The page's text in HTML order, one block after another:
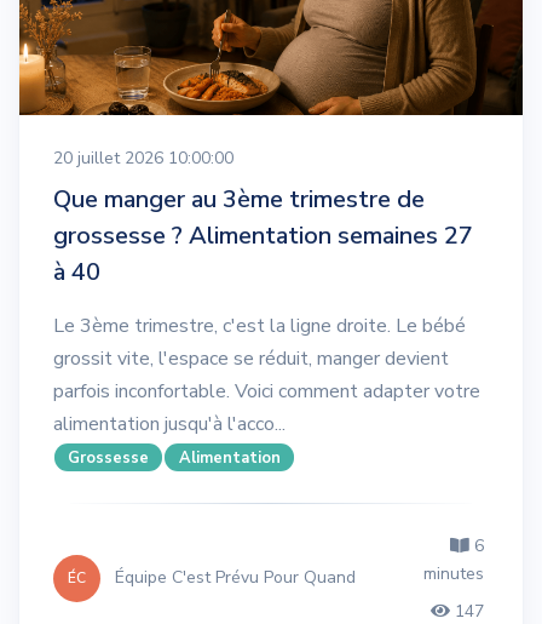
20 juillet 2026 10:00:00
Que manger au 3ème trimestre de
grossesse ? Alimentation semaines 27
à 40
Le 3ème trimestre, c'est la ligne droite. Le bébé
grossit vite, l'espace se réduit, manger devient
parfois inconfortable. Voici comment adapter votre
alimentation jusqu'à l'acco...
Grossesse Alimentation
ÉC Équipe C'est Prévu Pour Quand
6
minutes
147